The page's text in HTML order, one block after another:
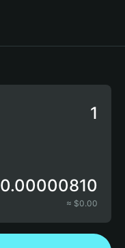
0.00000810
≈ $0.00